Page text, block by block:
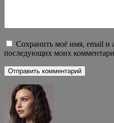
Сохранить моё имя, email и
последующих моих